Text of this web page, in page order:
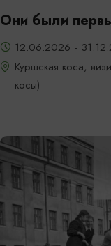
Они были
12.06.2026 -
Куршская коса,
косы)